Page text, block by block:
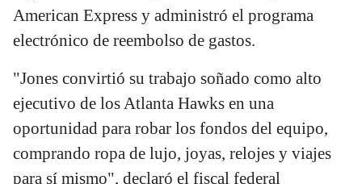
American Express y administró el programa
electrónico de reembolso de gastos.
"Jones convirtió su trabajo soñado como alto
ejecutivo de los Atlanta Hawks en una
oportunidad para robar los fondos del equipo,
comprando ropa de lujo, joyas, relojes y viajes
para sí mismo", declaró el fiscal federal